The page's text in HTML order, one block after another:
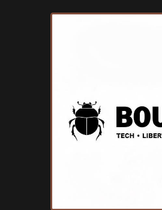
Japan Manga Wave Colmar
Samedi 19etDimanche 20
SALONS & CONVENTIONS GEEKS